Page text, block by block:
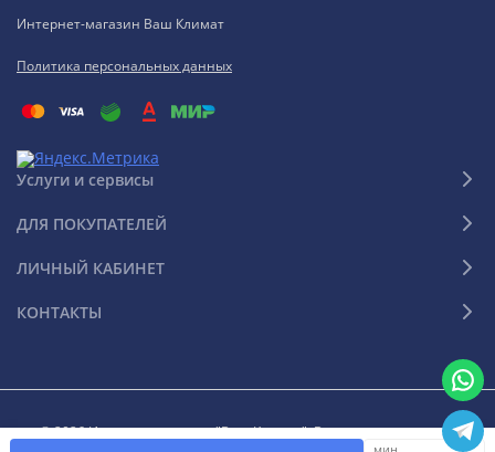
Интернет-магазин Ваш Климат
Политика персональных данных
Услуги и сервисы
ДЛЯ ПОКУПАТЕЛЕЙ
ЛИЧНЫЙ КАБИНЕТ
КОНТАКТЫ
© 2026 Интернет-магазин "Ваш Климат". Все права защищены